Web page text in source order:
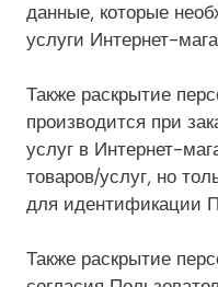
данные, которые
услуги Интернет-
Также раскрытие
производится при
услуг в Интернет-
товаров/услуг, но
для идентификации
Также раскрытие